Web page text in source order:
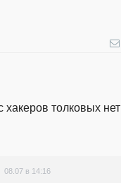
хакеров толковых
08.07 в 14:16